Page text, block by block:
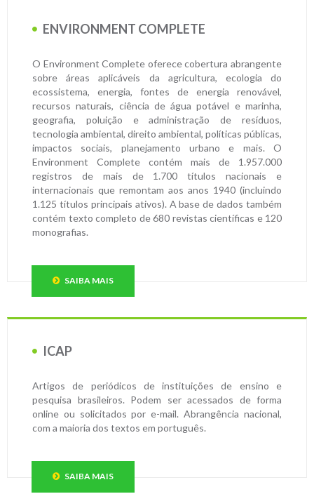
ENVIRONMENT COMPLETE
O Environment Complete oferece cobertura abrangente
sobre áreas aplicáveis da agricultura, ecologia do
ecossistema, energia, fontes de energia renovável,
recursos naturais, ciência de água potável e marinha,
geografia, poluição e administração de resíduos,
tecnologia ambiental, direito ambiental, políticas públicas,
impactos sociais, planejamento urbano e mais. O
Environment Complete contém mais de 1.957.000
registros de mais de 1.700 títulos nacionais e
internacionais que remontam aos anos 1940 (incluindo
1.125 títulos principais ativos). A base de dados também
contém texto completo de 680 revistas científicas e 120
monografias.
SAIBA MAIS
ICAP
Artigos de periódicos de instituições de ensino e
pesquisa brasileiros. Podem ser acessados de forma
online ou solicitados por e-mail. Abrangência nacional,
com a maioria dos textos em português.
SAIBA MAIS